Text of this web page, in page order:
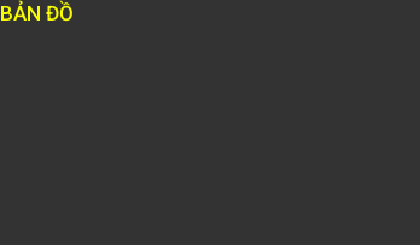
BẢN ĐỒ